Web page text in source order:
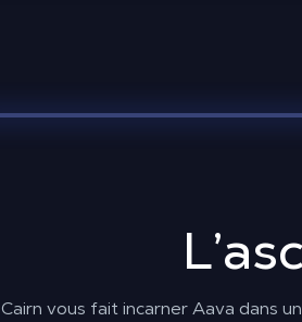
Cairn vous fait incarner Aava dans